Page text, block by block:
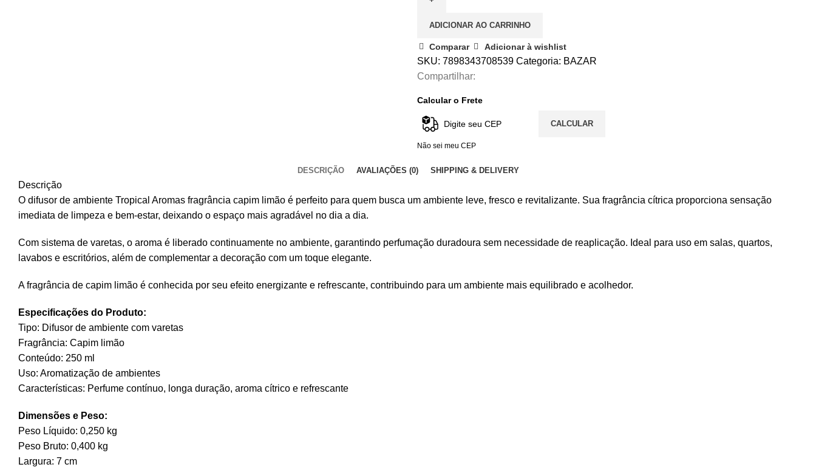
CAPIM
LIMAO
quantidade
ADICIONAR AO CARRINHO
Comparar Adicionar à wishlist
SKU: 7898343708539 Categoria: BAZAR
Compartilhar:
Calcular o Frete
CALCULAR
Não sei meu CEP
DESCRIÇÃO AVALIAÇÕES (0) SHIPPING & DELIVERY
Descrição
O difusor de ambiente Tropical Aromas fragrância capim limão é perfeito para quem busca um ambiente leve, fresco e revitalizante. Sua fragrância cítrica proporciona sensação
imediata de limpeza e bem-estar, deixando o espaço mais agradável no dia a dia.
Com sistema de varetas, o aroma é liberado continuamente no ambiente, garantindo perfumação duradoura sem necessidade de reaplicação. Ideal para uso em salas, quartos,
lavabos e escritórios, além de complementar a decoração com um toque elegante.
A fragrância de capim limão é conhecida por seu efeito energizante e refrescante, contribuindo para um ambiente mais equilibrado e acolhedor.
Especificações do Produto:
Tipo: Difusor de ambiente com varetas
Fragrância: Capim limão
Conteúdo: 250 ml
Uso: Aromatização de ambientes
Características: Perfume contínuo, longa duração, aroma cítrico e refrescante
Dimensões e Peso:
Peso Líquido: 0,250 kg
Peso Bruto: 0,400 kg
Largura: 7 cm